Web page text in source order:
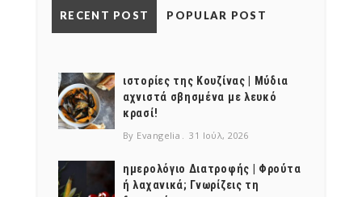
RECENT POST POPULAR POST
ιστορίες της Κουζίνας | Μύδια
αχνιστά σβησμένα με λευκό
κρασί!
By Evangelia 31 Ιούλ, 2026
ημερολόγιο Διατροφής | Φρούτα
ή λαχανικά; Γνωρίζεις τη